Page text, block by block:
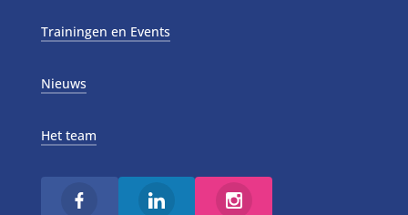
Trainingen en Events
Nieuws
Het team